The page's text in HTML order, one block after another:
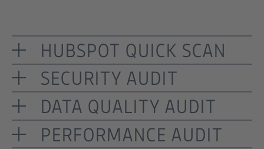
HUBSPOT QUICK SCAN
SECURITY AUDIT
DATA QUALITY AUDIT
PERFORMANCE AUDIT